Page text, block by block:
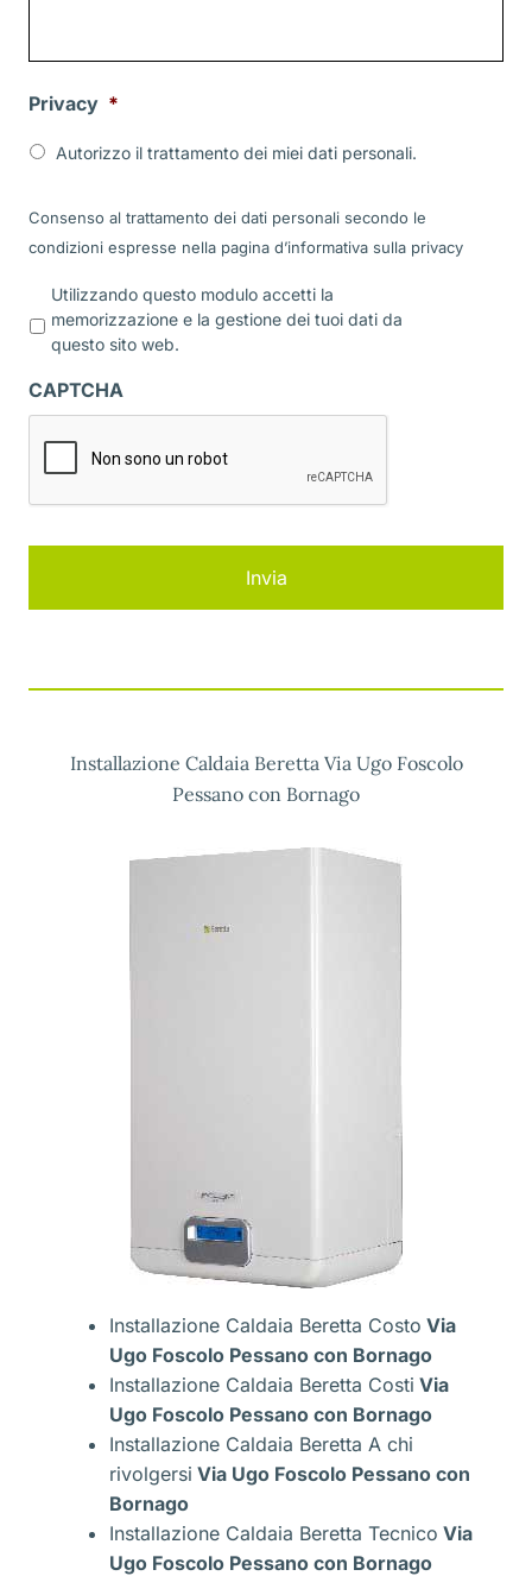
Privacy *
Autorizzo il trattamento dei miei dati personali.
Consenso al trattamento dei dati personali secondo le
condizioni espresse nella pagina d’informativa sulla privacy
r
i
a
c
Utilizzando questo modulo accetti la
memorizzazione e la gestione dei tuoi dati da
questo sito web.
CAPTCHA
Installazione Caldaia Beretta Via Ugo Foscolo
Pessano con Bornago
Installazione Caldaia Beretta Costo Via
Ugo Foscolo Pessano con Bornago
Installazione Caldaia Beretta Costi Via
Ugo Foscolo Pessano con Bornago
Installazione Caldaia Beretta A chi
rivolgersi Via Ugo Foscolo Pessano con
Bornago
Installazione Caldaia Beretta Tecnico Via
Ugo Foscolo Pessano con Bornago